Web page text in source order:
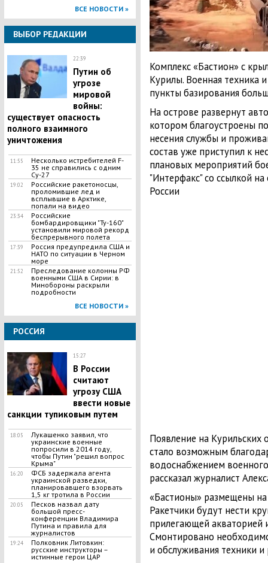
ВСЕ НОВОСТИ »
ВЫБОР РЕДАКЦИИ
22:39
Путин об
угрозе
мировой
войны:
существует опасность
полного взаимного
уничтожения
11:55
Несколько истребителей F-
35 не справились с одним
Су-27
19:02
Российские ракетоносцы,
проломившие лед и
всплывшие в Арктике,
попали на видео
23:34
Российские
бомбардировщики "Ту-160"
установили мировой рекорд
беспрерывного полета
17:39
Россия предупредила США и
НАТО по ситуации в Черном
море
21:52
Преследование колонны РФ
военными США в Сирии: в
Минобороны раскрыли
подробности
ВСЕ НОВОСТИ »
РОССИЯ
15:27
В России
считают
угрозу США
ввести новые
санкции тупиковым путем
18:05
Лукашенко заявил, что
украинские военные
попросили в 2014 году,
чтобы Путин "решил вопрос
Крыма"
16:20
ФСБ задержала агента
украинской разведки,
планировавшего взорвать
1,5 кг тротила в России
20:05
Песков назвал дату
большой пресс-
конференции Владимира
Путина и правила для
журналистов
19:24
Полковник Литовкин:
русские инструкторы –
истинные герои ЦАР
Комплекс «Бастион» с
Курилы. Военная техника
пункты базирования
На острове развернут
котором благоустроены
несения службы и
состав уже приступил к
плановых мероприятий
"Интерфакс" со ссылкой
России
Появление на Курильских
стало возможным
водоснабжением
рассказал журналист
«Бастионы» размещены
Ракетчики будут нести
прилегающей акваторией
Смонтировано
и обслуживания техники